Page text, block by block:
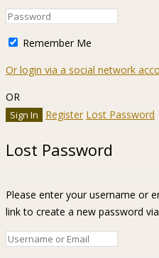
Remember Me
Or login via a social network
OR
Register Lost Password
Lost Password
Please enter your username or
link to create a new password